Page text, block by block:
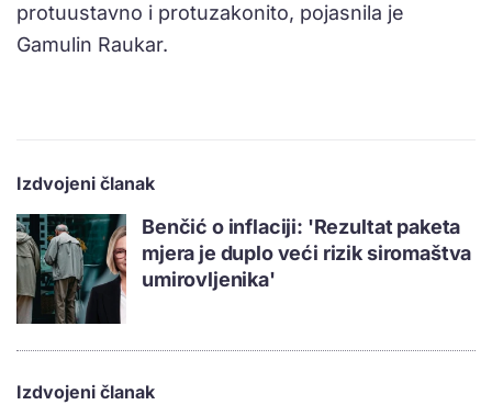
protuustavno i protuzakonito, pojasnila je
Gamulin Raukar.
Izdvojeni članak
Benčić o inflaciji: 'Rezultat paketa
mjera je duplo veći rizik siromaštva
umirovljenika'
Izdvojeni članak